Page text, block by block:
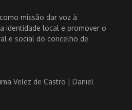
missão dar voz à
identidade local e promover o
e social do concelho de
Velez de Castro | Daniel